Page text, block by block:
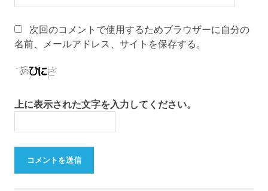
次回のコメントで使用するためブラウザーに自分の
名前、メールアドレス、サイトを保存する。
上に表示された文字を入力してください。